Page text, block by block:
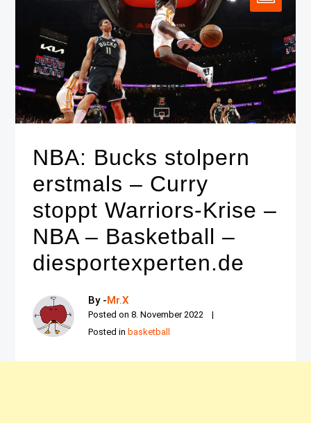
NBA: Bucks stolpern
erstmals – Curry
stoppt Warriors-Krise –
NBA – Basketball –
diesportexperten.de
By -Mr.X
Posted on8. November 2022
Posted in basketball